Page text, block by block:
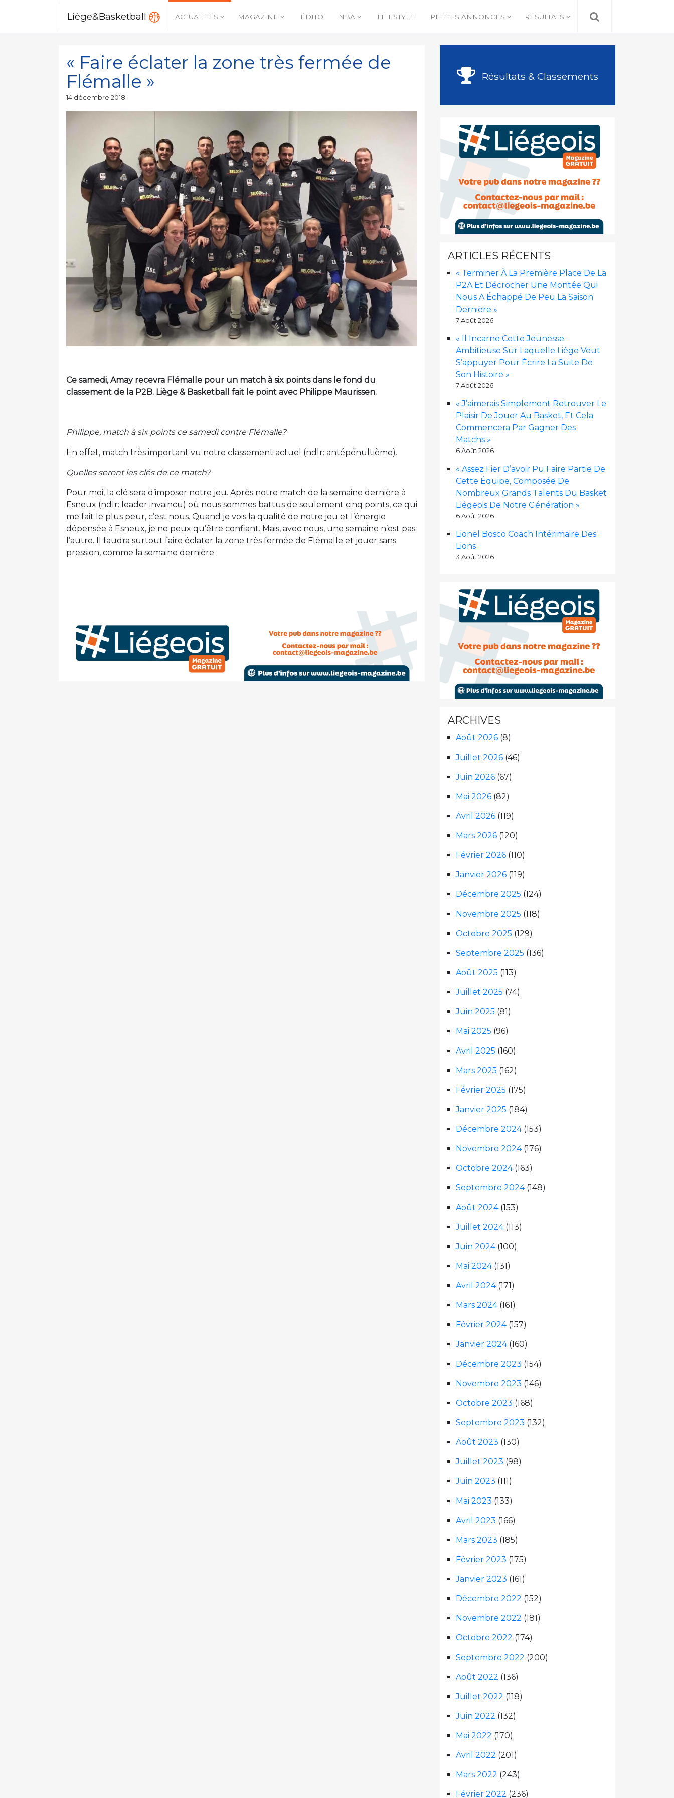
Liège&Basketball ACTUALITÉS MAGAZINE ÉDITO NBA LIFESTYLE PETITES ANNONCES RÉSULTATS
« Faire éclater la zone très fermée de
Flémalle »
Publié
14 décembre 2018
Ce samedi, Amay recevra Flémalle pour un match à six points dans le fond du
classement de la P2B. Liège & Basketball fait le point avec Philippe Maurissen.
Philippe, match à six points ce samedi contre Flémalle?
En effet, match très important vu notre classement actuel (ndlr: antépénultième).
Quelles seront les clés de ce match?
Pour moi, la clé sera d’imposer notre jeu. Après notre match de la semaine dernière à
Esneux (ndlr: leader invaincu) où nous sommes battus de seulement cinq points, ce qui
me fait le plus peur, c’est nous. Quand je vois la qualité de notre jeu et l’énergie
dépensée à Esneux, je ne peux qu’être confiant. Mais, avec nous, une semaine n’est pas
l’autre. Il faudra surtout faire éclater la zone très fermée de Flémalle et jouer sans
pression, comme la semaine dernière.
Résultats & Classements
ARTICLES RÉCENTS
« Terminer À La Première Place De La
P2A Et Décrocher Une Montée Qui
Nous A Échappé De Peu La Saison
Dernière »
7 Août 2026
« Il Incarne Cette Jeunesse
Ambitieuse Sur Laquelle Liège Veut
S’appuyer Pour Écrire La Suite De
Son Histoire »
7 Août 2026
« J’aimerais Simplement Retrouver Le
Plaisir De Jouer Au Basket, Et Cela
Commencera Par Gagner Des
Matchs »
6 Août 2026
« Assez Fier D’avoir Pu Faire Partie De
Cette Équipe, Composée De
Nombreux Grands Talents Du Basket
Liégeois De Notre Génération »
6 Août 2026
Lionel Bosco Coach Intérimaire Des
Lions
3 Août 2026
ARCHIVES
Août 2026 (8)
Juillet 2026 (46)
Juin 2026 (67)
Mai 2026 (82)
Avril 2026 (119)
Mars 2026 (120)
Février 2026 (110)
Janvier 2026 (119)
Décembre 2025 (124)
Novembre 2025 (118)
Octobre 2025 (129)
Septembre 2025 (136)
Août 2025 (113)
Juillet 2025 (74)
Juin 2025 (81)
Mai 2025 (96)
Avril 2025 (160)
Mars 2025 (162)
Février 2025 (175)
Janvier 2025 (184)
Décembre 2024(153)
Novembre 2024(176)
Octobre 2024(163)
Septembre 2024(148)
Août 2024(153)
Juillet 2024(113)
Juin 2024(100)
Mai 2024(131)
Avril 2024(171)
Mars 2024(161)
Février 2024(157)
Janvier 2024(160)
Décembre 2023 (154)
Novembre 2023 (146)
Octobre 2023 (168)
Septembre 2023 (132)
Août 2023 (130)
Juillet 2023 (98)
Juin 2023 (111)
Mai 2023 (133)
Avril 2023 (166)
Mars 2023 (185)
Février 2023 (175)
Janvier 2023 (161)
Décembre 2022 (152)
Novembre 2022 (181)
Octobre 2022 (174)
Septembre 2022 (200)
Août 2022 (136)
Juillet 2022 (118)
Juin 2022 (132)
Mai 2022 (170)
Avril 2022 (201)
Mars 2022 (243)
Février 2022 (236)